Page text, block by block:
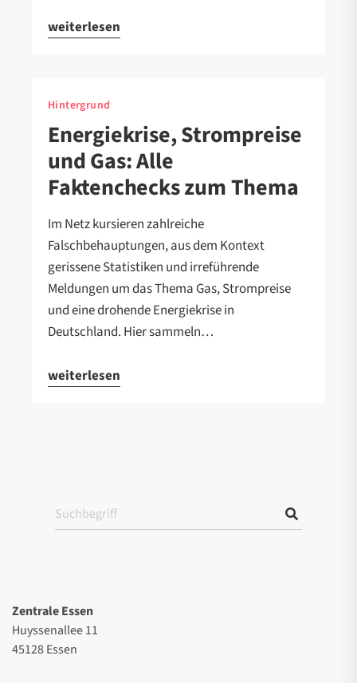
weiterlesen
Hintergrund
Energiekrise, Strompreise
und Gas: Alle
Faktenchecks zum Thema
Im Netz kursieren zahlreiche
Falschbehauptungen, aus dem Kontext
gerissene Statistiken und irreführende
Meldungen um das Thema Gas, Strompreise
und eine drohende Energiekrise in
Deutschland. Hier sammeln…
weiterlesen
Zentrale Essen
Huyssenallee 11
45128 Essen